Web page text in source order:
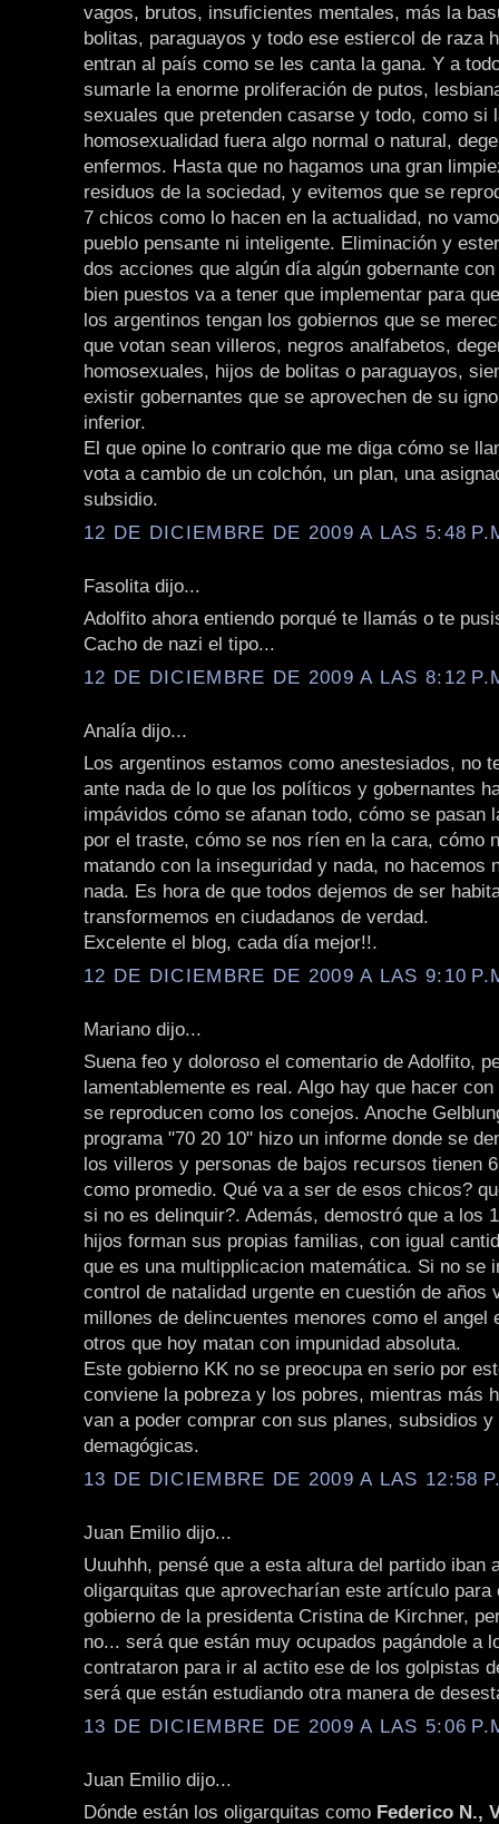
vagos, brutos, insuficientes mentales, más la
bolitas, paraguayos y todo ese estiercol de raza
entran al país como se les canta la gana. Y a
sumarle la enorme proliferación de putos,
sexuales que pretenden casarse y todo, como si
homosexualidad fuera algo normal o natural,
enfermos. Hasta que no hagamos una gran
residuos de la sociedad, y evitemos que se
7 chicos como lo hacen en la actualidad, no
pueblo pensante ni inteligente. Eliminación y
dos acciones que algún día algún gobernante
bien puestos va a tener que implementar para
los argentinos tengan los gobiernos que se
que votan sean villeros, negros analfabetos,
homosexuales, hijos de bolitas o paraguayos,
existir gobernantes que se aprovechen de su
inferior.
El que opine lo contrario que me diga cómo se
vota a cambio de un colchón, un plan, una
subsidio.
12 DE DICIEMBRE DE 2009 A LAS 5:48
Fasolita dijo...
Adolfito ahora entiendo porqué te llamás o te
Cacho de nazi el tipo...
12 DE DICIEMBRE DE 2009 A LAS 8:12
Analía dijo...
Los argentinos estamos como anestesiados, no
ante nada de lo que los políticos y gobernantes
impávidos cómo se afanan todo, cómo se pasan
por el traste, cómo se nos ríen en la cara, cómo
matando con la inseguridad y nada, no hacemos
nada. Es hora de que todos dejemos de ser
transformemos en ciudadanos de verdad.
Excelente el blog, cada día mejor!!.
12 DE DICIEMBRE DE 2009 A LAS 9:10
Mariano dijo...
Suena feo y doloroso el comentario de Adolfito,
lamentablemente es real. Algo hay que hacer
se reproducen como los conejos. Anoche
programa "70 20 10" hizo un informe donde se
los villeros y personas de bajos recursos tienen
como promedio. Qué va a ser de esos chicos?
si no es delinquir?. Además, demostró que a los
hijos forman sus propias familias, con igual
que es una multipplicacion matemática. Si no se
control de natalidad urgente en cuestión de años
millones de delincuentes menores como el angel
otros que hoy matan con impunidad absoluta.
Este gobierno KK no se preocupa en serio por
conviene la pobreza y los pobres, mientras más
van a poder comprar con sus planes, subsidios y
demagógicas.
13 DE DICIEMBRE DE 2009 A LAS 12:58
Juan Emilio dijo...
Uuuhhh, pensé que a esta altura del partido iban
oligarquitas que aprovecharían este artículo para
gobierno de la presidenta Cristina de Kirchner,
no... será que están muy ocupados pagándole a
contrataron para ir al actito ese de los golpistas
será que están estudiando otra manera de
13 DE DICIEMBRE DE 2009 A LAS 5:06
Juan Emilio dijo...
Dónde están los oligarquitas como Federico N.,